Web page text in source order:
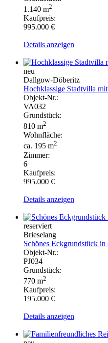
1.140 m2
Kaufpreis:
995.000 €
Details anzeigen
neu
Dallgow-Döberitz
Hochklassige Stadtvilla
Objekt-Nr.:
VA032
Grundstück:
810 m2
Wohnfläche:
ca. 195 m2
Zimmer:
6
Kaufpreis:
995.000 €
Details anzeigen
reserviert
Brieselang
Schönes Eckgrundstück
Objekt-Nr.:
PJ034
Grundstück:
770 m2
Kaufpreis:
195.000 €
Details anzeigen